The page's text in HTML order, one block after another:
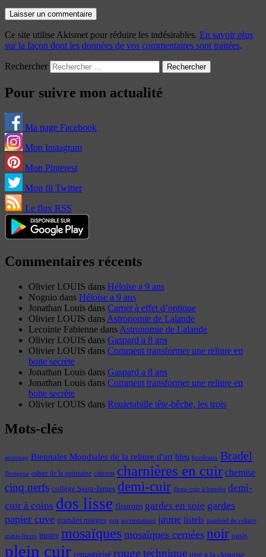
Ce site utilise Akismet pour réduire les indésirables. En savoir plus
sur la façon dont les données de vos commentaires sont traitées.
Rechercher
Pour suivre mon actualité
Ma page Facebook
Mon Instagram
Mon Pinterest
Mon fil Twitter
Le flux RSS
Commentaires récents
Olivier LOUIS dans Héloïse a 9 ans
Nognio dans Héloïse a 9 ans
Jonathan Louis dans Carnet à effet d’optique
Olivier LOUIS dans Astronomie de Lalande
Lecointe Fabienne dans Astronomie de Lalande
Olivier LOUIS dans Gaspard a 8 ans
Olivier LOUIS dans Comment transformer une reliure en
boite secrète
Jonathan Louis dans Gaspard a 8 ans
Jonathan Louis dans Comment transformer une reliure en
boite secrète
Olivier LOUIS dans Rouletabille tête-bêche, les trois
Mots-clés
annonay Biennales Mondiales de la reliure d'art bleu bordeaux Bradel
Bretagne cahier de la quinzaine caisson charnières en cuir chemise
cinq nerfs collège Saint-James demi-cuir demi-cuir à bandes demi-
cuir à coins dos lisse fleurons gardes en soie gardes
papier cuve grandes marges gris incrustations jaune listels matériel de reliure
minis-livres moire mosaïques mosaïques cernées noir oasis
plein cuir remastérisé rougetechnique titre à la chinoise